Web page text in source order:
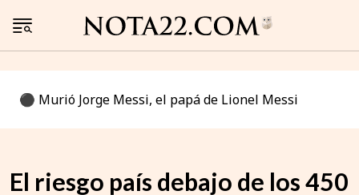
⚫️ Murió Jorge Messi, el papá de Lionel Messi
El riesgo país debajo de los 450